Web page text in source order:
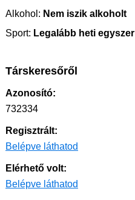
Alkohol: Nem iszik alkoholt
Sport: Legalább heti egyszer
Társkeresőről
Azonosító:
732334
Regisztrált:
Belépve láthatod
Elérhető volt:
Belépve láthatod